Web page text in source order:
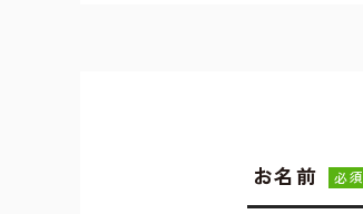
お名前 必須